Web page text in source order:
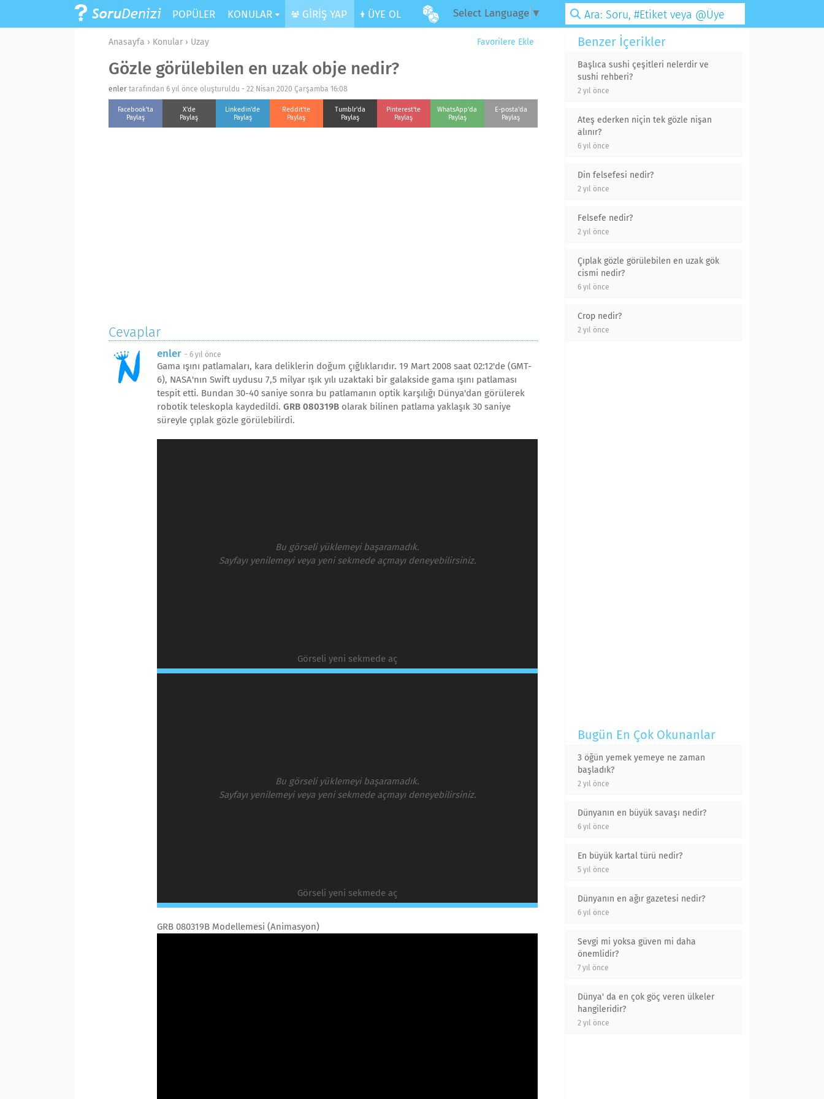
POPÜLER KONULAR GİRİŞ YAP ÜYE OL Select Language ▼
Favorilere Ekle
Anasayfa › Konular › Uzay
Gözle görülebilen en uzak obje nedir?
enler tarafından 6 yıl önce oluşturuldu - 22 Nisan 2020 Çarşamba 16:08
Facebook'ta
Paylaş
X'de
Paylaş
Linkedin'de
Paylaş
Reddit'te
Paylaş
Tumblr'da
Paylaş
Pinterest'te
Paylaş
WhatsApp'da
Paylaş
E-posta'da
Paylaş
Cevaplar
enler - 6 yıl önce
Gama ışını patlamaları, kara deliklerin doğum çığlıklarıdır. 19 Mart 2008 saat 02:12'de (GMT-
6), NASA'nın Swift uydusu 7,5 milyar ışık yılı uzaktaki bir galakside gama ışını patlaması
tespit etti. Bundan 30-40 saniye sonra bu patlamanın optik karşılığı Dünya'dan görülerek
robotik teleskopla kaydedildi. GRB 080319B olarak bilinen patlama yaklaşık 30 saniye
süreyle çıplak gözle görülebilirdi.
Bu görseli yüklemeyi başaramadık.
Sayfayı yenilemeyi veya yeni sekmede açmayı deneyebilirsiniz.
Görseli yeni sekmede aç
Bu görseli yüklemeyi başaramadık.
Sayfayı yenilemeyi veya yeni sekmede açmayı deneyebilirsiniz.
Görseli yeni sekmede aç
GRB 080319B Modellemesi (Animasyon)
Benzer İçerikler
Başlıca sushi çeşitleri nelerdir ve
sushi rehberi?
2 yıl önce
Ateş ederken niçin tek gözle nişan
alınır?
6 yıl önce
Din felsefesi nedir?
2 yıl önce
Felsefe nedir?
2 yıl önce
Çıplak gözle görülebilen en uzak gök
cismi nedir?
6 yıl önce
Crop nedir?
2 yıl önce
Bugün En Çok Okunanlar
3 öğün yemek yemeye ne zaman
başladık?
2 yıl önce
Dünyanın en büyük savaşı nedir?
6 yıl önce
En büyük kartal türü nedir?
5 yıl önce
Dünyanın en ağır gazetesi nedir?
6 yıl önce
Sevgi mi yoksa güven mi daha
önemlidir?
7 yıl önce
Dünya' da en çok göç veren ülkeler
hangileridir?
2 yıl önce